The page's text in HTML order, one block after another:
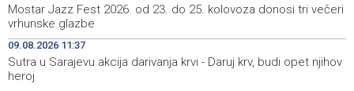
14:39
Svečano otvoren 26. Cazin Grand Prix, staza 'Krajiška
zmija' ponovo okupila ljubitelje motosporta
13:20
Mostar Jazz Fest 2026. od 23. do 25. kolovoza donosi
tri večeri vrhunske glazbe
Mostar Jazz Fest 2026. od 23. do 25. kolovoza donosi tri večeri
vrhunske glazbe
09.08.2026 11:37
Sutra u Sarajevu akcija darivanja krvi - Daruj krv, budi opet njihov
heroj